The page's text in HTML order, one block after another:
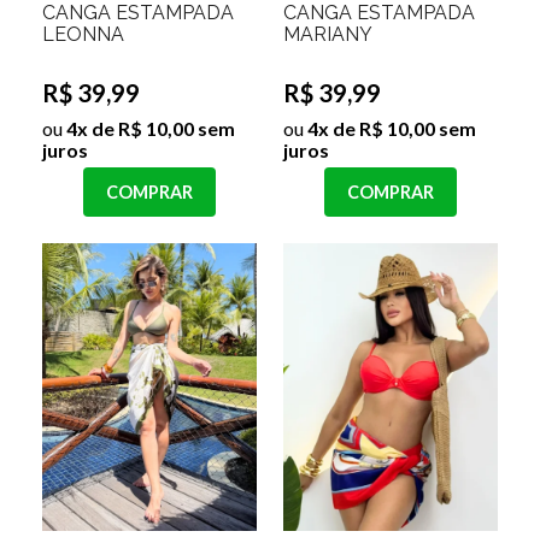
CANGA ESTAMPADA
LEONNA
R$ 39,99
ou4x de R$ 10,00 sem
juros
COMPRAR
CANGA ESTAMPADA
MARIANY
R$ 39,99
ou4x de R$ 10,00 sem
juros
COMPRAR